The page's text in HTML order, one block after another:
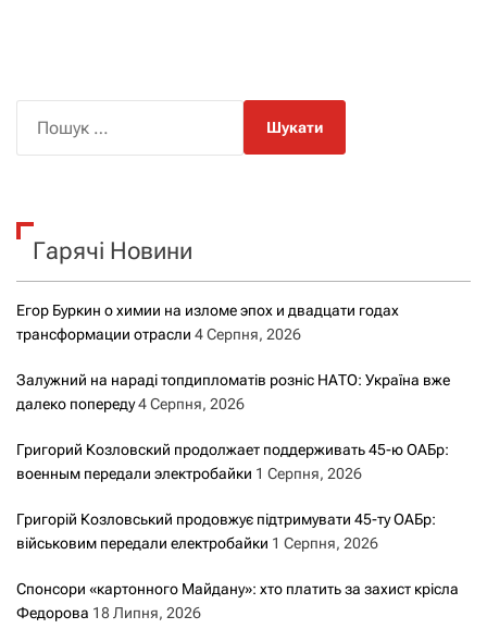
к
Гарячі Новини
Егор Буркин о химии на изломе эпох и двадцати годах
трансформации отрасли 4 Серпня, 2026
Залужний на нараді топдипломатів розніс НАТО: Україна вже
далеко попереду4 Серпня, 2026
Григорий Козловский продолжает поддерживать 45-ю ОАБр:
военным передали электробайки 1 Серпня, 2026
Григорій Козловський продовжує підтримувати 45-ту ОАБр:
військовим передали електробайки 1 Серпня, 2026
Спонсори «картонного Майдану»: хто платить за захист крісла
Федорова 18 Липня, 2026